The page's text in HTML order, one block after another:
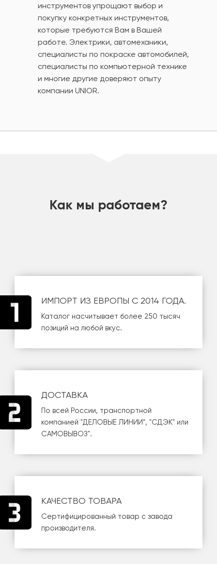
инструментов упрощают выбор и
покупку конкретных инструментов,
которые требуются Вам в Вашей
работе. Электрики, автомеханики,
специалисты по покраске автомобилей,
специалисты по компьютерной технике
и многие другие доверяют опыту
компании UNIOR.
Как мы работаем?
ИМПОРТ ИЗ ЕВРОПЫ С 2014 ГОДА.
Каталог насчитывает более 250 тысяч
позиций на любой вкус.
ДОСТАВКА
По всей России, транспортной
компанией "ДЕЛОВЫЕ ЛИНИИ", "СДЭК" или
САМОВЫВОЗ".
КАЧЕСТВО ТОВАРА
Сертифицированный товар с завода
производителя.